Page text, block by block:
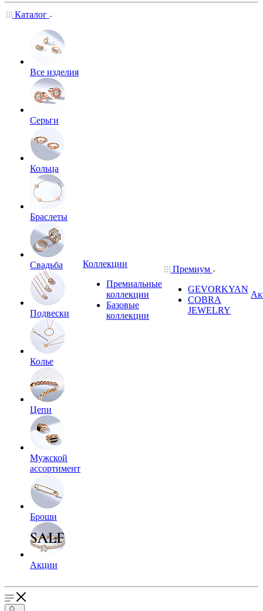
Каталог
Все изделия
Серьги
Кольца
Браслеты
Свадьба
Подвески
Колье
Цепи
Мужской
ассортимент
Броши
Акции
Коллекции
Премиальные
коллекции
Базовые
коллекции
Премиум
GEVORKYAN
COBRA
JEWELRY